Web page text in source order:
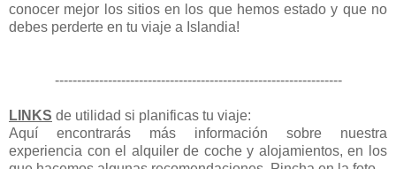
conocer mejor los sitios en los que hemos estado y que no
debes perderte en tu viaje a Islandia!
-----------------------------------------------------------------
LINKS de utilidad si planificas tu viaje:
Aquí encontrarás más información sobre nuestra
experiencia con el alquiler de coche y alojamientos, en los